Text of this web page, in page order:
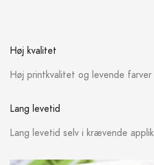
Høj kvalitet
Høj printkvalitet og levende farver
Lang levetid
Lang levetid selv i krævende